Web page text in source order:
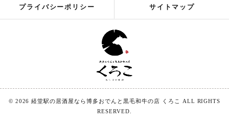
プライバシーポリシー サイトマップ
© 2026 経堂駅の居酒屋なら博多おでんと黒毛和牛の店 くろこ ALL RIGHTS
RESERVED.